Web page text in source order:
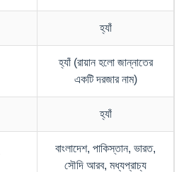
হ্যাঁ
হ্যাঁ (রায়ান হলো জান্নাতের
একটি দরজার নাম)
হ্যাঁ
বাংলাদেশ, পাকিস্তান, ভারত,
সৌদি আরব, মধ্যপ্রাচ্য